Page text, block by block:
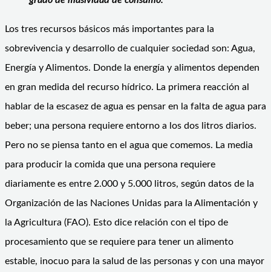
Los tres recursos básicos más importantes para la
sobrevivencia y desarrollo de cualquier sociedad son: Agua,
Energía y Alimentos. Donde la energía y alimentos dependen
en gran medida del recurso hídrico. La primera reacción al
hablar de la escasez de agua es pensar en la falta de agua para
beber; una persona requiere entorno a los dos litros diarios.
Pero no se piensa tanto en el agua que comemos. La media
para producir la comida que una persona requiere
diariamente es entre 2.000 y 5.000 litros, según datos de la
Organización de las Naciones Unidas para la Alimentación y
la Agricultura (FAO). Esto dice relación con el tipo de
procesamiento que se requiere para tener un alimento
estable, inocuo para la salud de las personas y con una mayor